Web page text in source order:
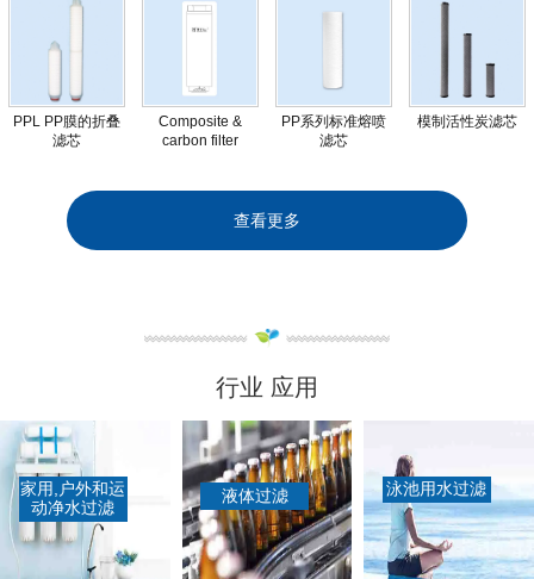
PPL PP膜的折叠
滤芯
Composite &
carbon filter
PP系列标准熔喷
滤芯
模制活性炭滤芯
查看更多
行业 应用
家用,户外和运
动净水过滤
液体过滤 泳池用水过滤